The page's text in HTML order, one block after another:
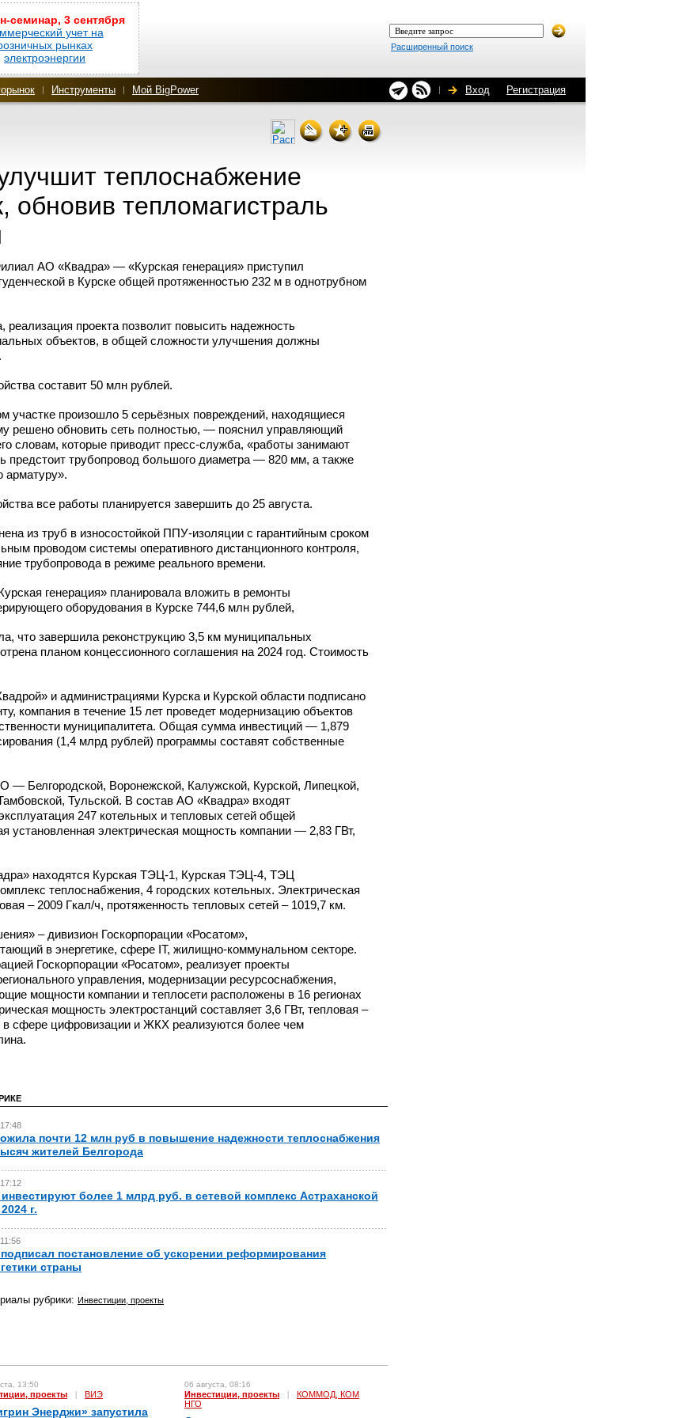
семинар, 3 сентября
учет на
рынках
электроэнергии
Расширенный поиск
Инструменты Мой BigPower Вход Регистрация
теплоснабжение
обновив тепломагистраль
АО «Квадра» — «Курская генерация» приступил
в Курске общей протяженностью 232 м в однотрубном
реализация проекта позволит повысить надежность
объектов, в общей сложности улучшения должны
составит 50 млн рублей.
участке произошло 5 серьёзных повреждений, находящиеся
решено обновить сеть полностью, — пояснил управляющий
словам, которые приводит пресс-служба, «работы занимают
предстоит трубопровод большого диаметра — 820 мм, а также
арматуру».
все работы планируется завершить до 25 августа.
из труб в износостойкой ППУ-изоляции с гарантийным сроком
проводом системы оперативного дистанционного контроля,
трубопровода в режиме реального времени.
генерация» планировала вложить в ремонты
оборудования в Курске 744,6 млн рублей,
что завершила реконструкцию 3,5 км муниципальных
планом концессионного соглашения на 2024 год. Стоимость
и администрациями Курска и Курской области подписано
компания в течение 15 лет проведет модернизацию объектов
муниципалитета. Общая сумма инвестиций — 1,879
(1,4 млрд рублей) программы составят собственные
— Белгородской, Воронежской, Калужской, Курской, Липецкой,
Тульской. В состав АО «Квадра» входят
247 котельных и тепловых сетей общей
установленная электрическая мощность компании — 2,83 ГВт,
находятся Курская ТЭЦ-1, Курская ТЭЦ-4, ТЭЦ
теплоснабжения, 4 городских котельных. Электрическая
– 2009 Гкал/ч, протяженность тепловых сетей – 1019,7 км.
– дивизион Госкорпорации «Росатом»,
в энергетике, сфере IT, жилищно-коммунальном секторе.
Госкорпорации «Росатом», реализует проекты
управления, модернизации ресурсоснабжения,
мощности компании и теплосети расположены в 16 регионах
мощность электростанций составляет 3,6 ГВт, тепловая –
в сфере цифровизации и ЖКХ реализуются более чем
почти 12 млн руб в повышение надежности теплоснабжения
жителей Белгорода
более 1 млрд руб. в сетевой комплекс Астраханской
г.
постановление об ускорении реформирования
страны
рубрики: Инвестиции, проекты
13:50
проекты | ВИЭ
Энерджи» запустила
06 августа, 08:16
Инвестиции, проекты |
КОММОД, КОМ
НГО